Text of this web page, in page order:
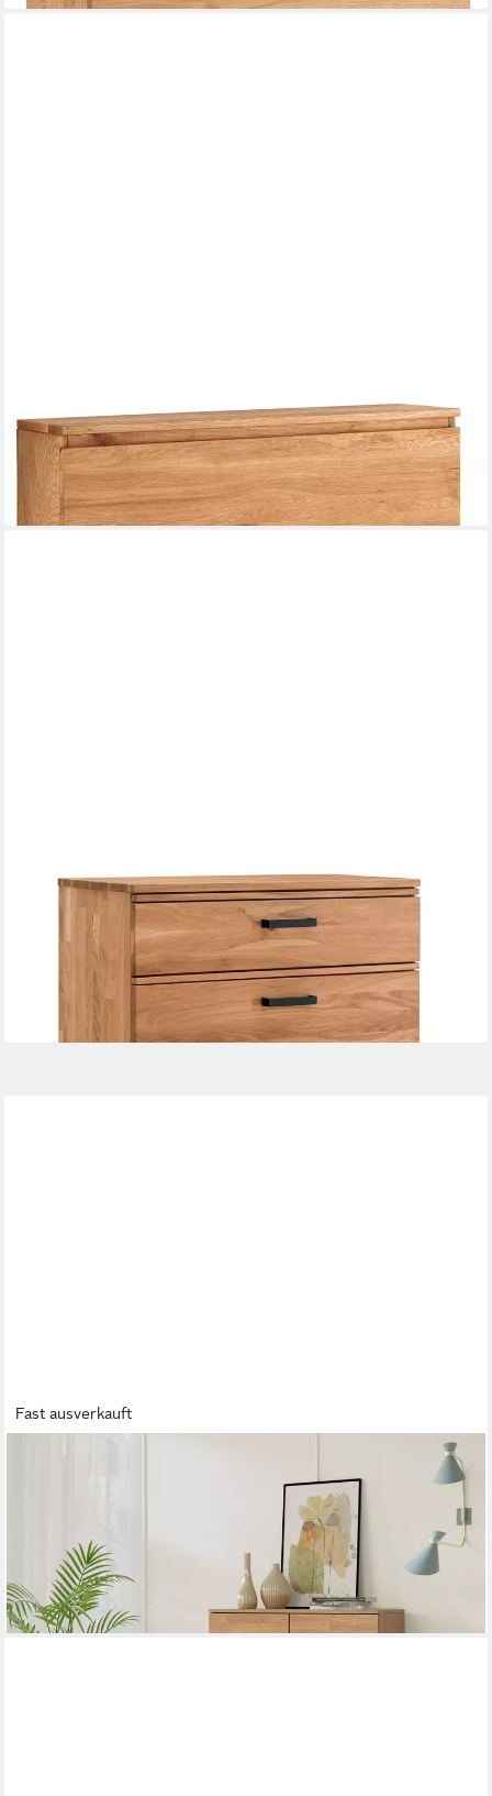
hängend, B/H/T: ca. 110/84/24 cm
982,78 € UVP1.243,99 €
-21%
lieferbar in 10 Wochen
LOMADOX
Schuhschrank LEUNA-64 Wildeiche massiv geölt, 1 Schubkasten,
2 Klappen
UVP 1.441,99 €
lieferbar in 10 Wochen
Fast ausverkauft
Schuhschrank VETRO Mehrzweckschrank mit 5Fächern und 2
Softclose Schubladen Eiche B/T/H:100/40/145cm, Fronten
Massivholz,Kopus Melamin,Griffmulden
719,99 € UVP
-20%
lieferbar - in 9-11 Werktagen bei dir